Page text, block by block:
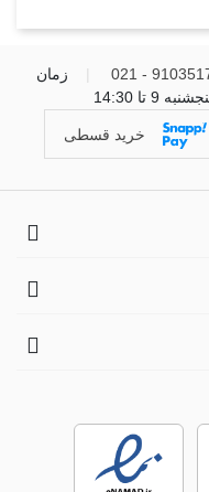
91035179 -
زمان
خرید قسطی